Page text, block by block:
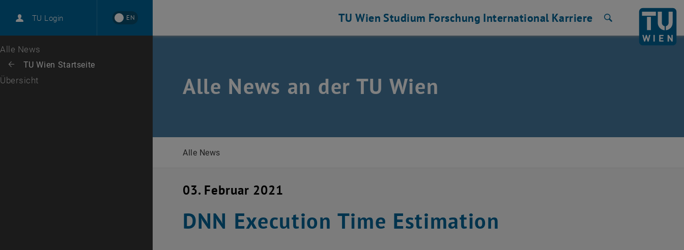
TU Login EN
Karriere
Zur 1. Menü Ebene
Alle News
Zurück: Subseiten von TU Wien Startseite auflisten
Zurück zur letzten Ebene:
TU Wien Startseite
Übersicht
TU Wien Studium Forschung International Karriere
Alle News an der TU Wien
Alle News
03. Februar 2021
DNN Execution Time Estimation